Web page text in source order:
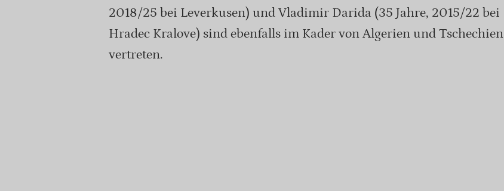
2018/25 bei Leverkusen) und Vladimir Darida (35 Jahre, 2015/22 bei
Hradec Kralove) sind ebenfalls im Kader von Algerien und Tschechien
vertreten.